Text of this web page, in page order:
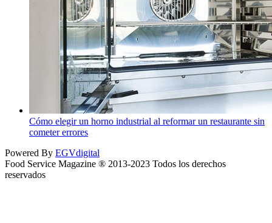
Cómo elegir un horno industrial al reformar un restaurante sin
cometer errores
Powered By EGVdigital
Food Service Magazine ® 2013-2023 Todos los derechos
reservados